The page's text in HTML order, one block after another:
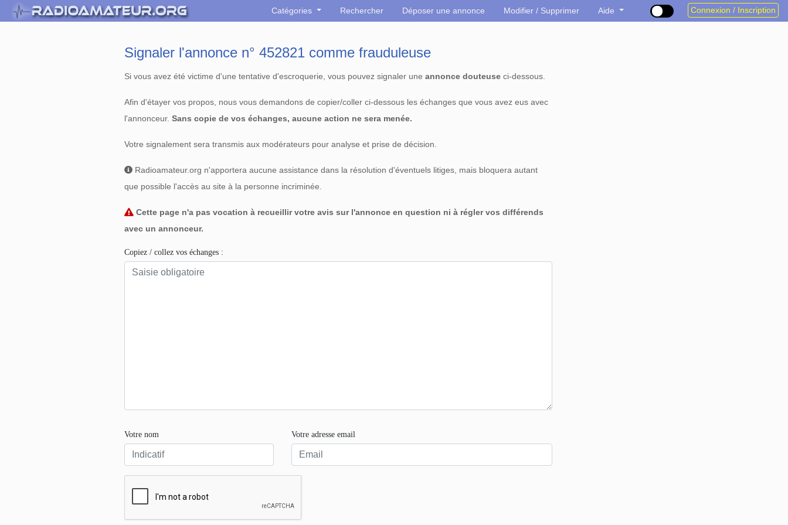
Catégories Rechercher Déposer une annonce Modifier / Supprimer Aide Connexion / Inscription
Signaler l'annonce n° 452821 comme frauduleuse
Si vous avez été victime d'une tentative d'escroquerie, vous pouvez signaler une annonce douteuse ci-dessous.
Afin d'étayer vos propos, nous vous demandons de copier/coller ci-dessous les échanges que vous avez eus avec
l'annonceur. Sans copie de vos échanges, aucune action ne sera menée.
Votre signalement sera transmis aux modérateurs pour analyse et prise de décision.
Radioamateur.org n'apportera aucune assistance dans la résolution d'éventuels litiges, mais bloquera autant
que possible l'accès au site à la personne incriminée.
Cette page n'a pas vocation à recueillir votre avis sur l'annonce en question ni à régler vos différends
avec un annonceur.
Copiez / collez vos échanges :
Votre nom Votre adresse email